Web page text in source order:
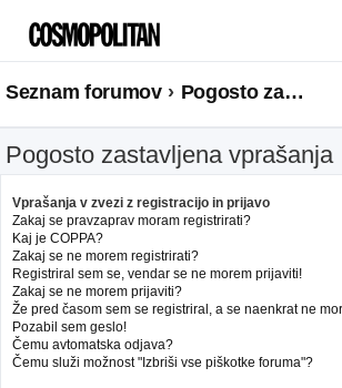
Seznam forumov Pogosto zastavljena vprašanja
Pogosto zastavljena vprašanja
Vprašanja v zvezi z registracijo in prijavo
Zakaj se pravzaprav moram registrirati?
Kaj je COPPA?
Zakaj se ne morem registrirati?
Registriral sem se, vendar se ne morem prijaviti!
Zakaj se ne morem prijaviti?
Že pred časom sem se registriral, a se naenkrat ne
Pozabil sem geslo!
Čemu avtomatska odjava?
Čemu služi možnost "Izbriši vse piškotke foruma"?